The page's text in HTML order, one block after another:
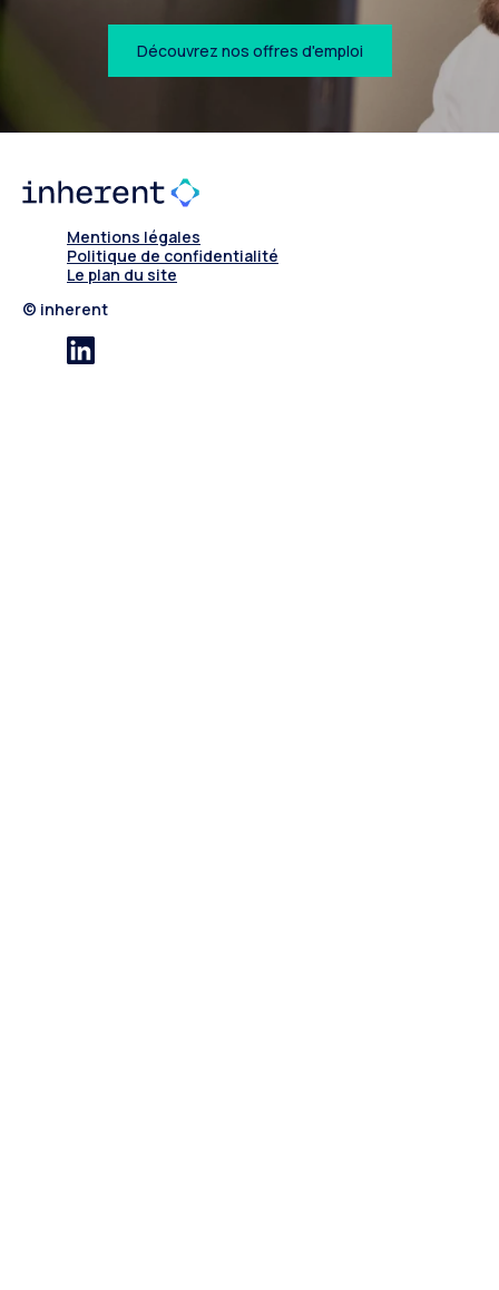
Découvrez nos offres d'emploi
Mentions légales
Politique de confidentialité
Le plan du site
© inherent